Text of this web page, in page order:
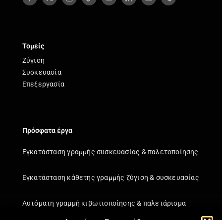
Τομείς
Ζύγιση
Συσκευασία
Επεξεργασία
Πρόσφατα έργα
Εγκατάσταση γραμμής συσκευασίας & παλετοποίησης
Εγκατάσταση κάθετης γραμμής ζύγιση & συσκευασίας
Αυτόματη γραμμή κιβωτιοποίησης & παλετάρισμα